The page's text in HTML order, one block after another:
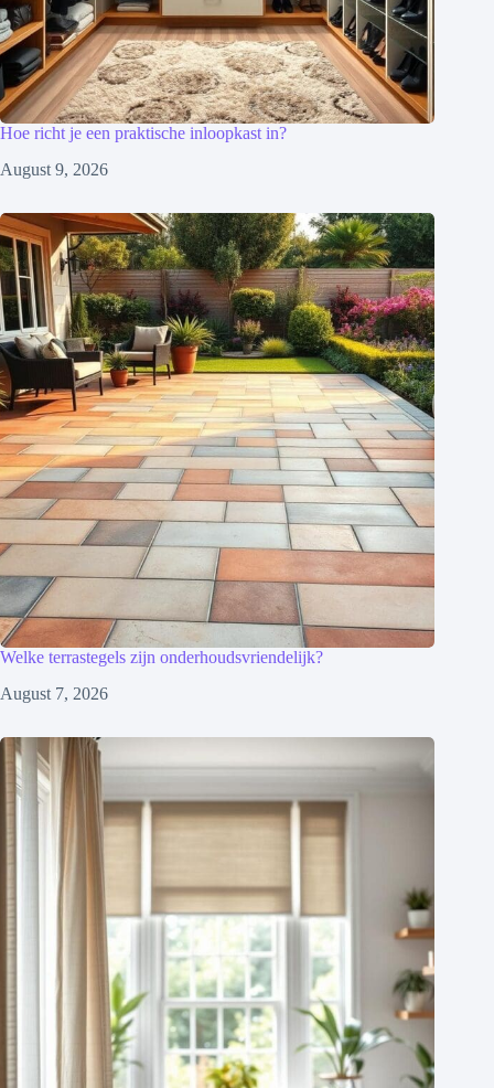
Hoe richt je een praktische inloopkast in?
August 9, 2026
Welke terrastegels zijn onderhoudsvriendelijk?
August 7, 2026